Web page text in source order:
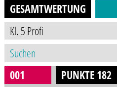
GESAMTWERTUNG
001 PUNKTE 182